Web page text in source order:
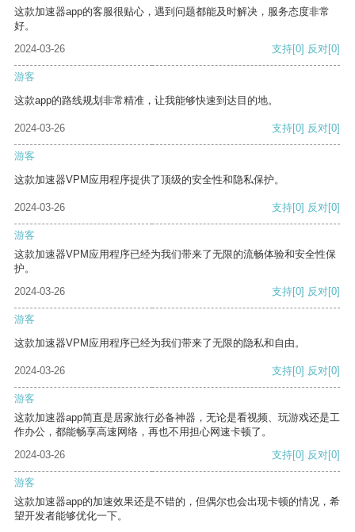
这款加速器app的客服很贴心，遇到问题都能及时解决，服务态度非常
好。
2024-03-26
支持[0] 反对[0]
游客
这款app的路线规划非常精准，让我能够快速到达目的地。
2024-03-26 支持[0] 反对[0]
游客
这款加速器VPM应用程序提供了顶级的安全性和隐私保护。
2024-03-26 支持[0] 反对[0]
游客
这款加速器VPM应用程序已经为我们带来了无限的流畅体验和安全性保
护。
2024-03-26
支持[0] 反对[0]
游客
这款加速器VPM应用程序已经为我们带来了无限的隐私和自由。
2024-03-26 支持[0] 反对[0]
游客
这款加速器app简直是居家旅行必备神器，无论是看视频、玩游戏还是工
作办公，都能畅享高速网络，再也不用担心网速卡顿了。
2024-03-26
支持[0] 反对[0]
游客
这款加速器app的加速效果还是不错的，但偶尔也会出现卡顿的情况，希
望开发者能够优化一下。